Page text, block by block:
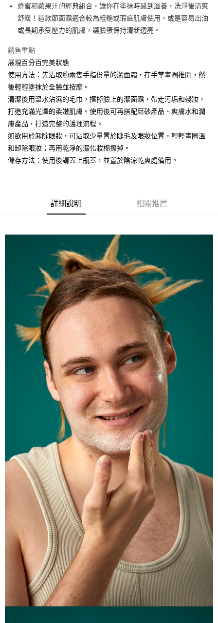
全盈+PAY
大哥付你分期
相關說明
1.本服務由台灣大哥大提供，台灣大哥大用戶可立即使用無須另外申請。
2.付款方式選擇「大哥付你分期」，訂單成立後會自動跳轉到大哥付的交易
流程，驗證手機門號後，選擇欲分期的期數、繳款截止日，確認付款後即完
成交易。
3.實際核准額度、可分期數及費用金額請依後續交易確認頁面所載為準。
4.訂單成立30分鐘內，如未前往確認交易或遇審核未通過，訂單將自動取
消。如遇「轉專審核」未通過狀況，表示未達大哥付你分期系統評分，恕無
法說明評估內容。
【繳款方式說明】
1.分期款項不併入電信帳單，「大哥付你分期」於每月結算日後寄送繳費提
2.透過簡訊連結打開帳單後，可選擇「超商條碼／台灣大直營門市／銀行轉
1.本服務係由「台灣大哥大股份有限公司」（以下簡稱本公司）所提供，讓
用戶於交易時，得透過本服務購買商品或服務，並由商店將買賣／分期付款
買賣價金債權讓與本公司後，依約使用本公司帳單繳交帳款。
資料（包含姓名、電話或地址）提供予台灣大哥大進項蒐集、處理及利用，
由本公司與您本人進行分期帳單所需資料之確認、核對及更正。
3.完整用戶服務條款，請詳閱以下連結： https://oppay.tw/userRule
AFTEE先享後付
相關說明
【關於「AFTEE先享後付」】
AFTEE先享後付是「在收到商品之後才付款」的支付方式。 讓您購物簡單
１．簡單：不需註冊會員、不需綁卡、不需儲值。
２．便利：只要手機號碼，簡訊認證，即可結帳。
３．安心：先確認商品／服務後，再付款。
【「AFTEE先享後付」結帳流程】
１．於結帳方式選擇「AFTEE先享後付」後，將跳轉至「AFTEE先享後付」
※ 請注意：結帳手續完成當下不需立刻繳費，但若您需要取消訂單，請聯絡
是否繳費成功／繳費後需取消欲退款等相關疑問，請聯繫「AFTEE先享後付
https://netprotections.freshdesk.com/support/home
１．透過由恩沛科技股份有限公司提供之「AFTEE先享後付」服務完成之交
易，需依本服務之必要範圍內提供個人資料，並將交易相關給付款項請求債
權轉讓予恩沛科技股份有限公司。
２．關於個人資料處理事宜，請瀏覽以下網址：
https://aftee.tw/terms/#terms3
３．未成年的使用者請事先徵得法定代理人或監護人之同意方可使用
「AFTEE先享後付」，若未經同意申辦者引起之損失，本公司不負相關責
任。
４．使用「AFTEE先享後付」時，將依據個別帳號之用戶狀況，依本公司即
時審查核予不同之上限額度；若仍有額度不足之情形，本公司將視審查結果
請求用戶進行身份認證。
５．嚴禁一人註冊多個帳號或使用他人資訊註冊。若發現惡意使用之情形，
恩沛科技股份有限公司將有權停止該用戶之使用額度並採取法律行動。
ATM付款
運送方式
付款後全家取貨
每筆NT$70，滿NT$899(含以上)免運費
付款後7-11取貨
請自備購物袋，若需購買紙袋可現場詢問
蜂蜜和蘋果汁的經典組合，讓你在塗抹時感到滋養，洗淨後清爽
舒緩！這款節面霜適合較為粗糙或瑕疵肌膚使用，或是容易出油
或長期承受壓力的肌膚，讓臉蛋保持清新透亮。
銷售重點
展現百分百完美狀態
使用方法：先沾取約兩隻手指份量的潔面霜，在手掌畫圈推開，然
後輕輕塗抹於全臉並按摩。
清潔後用溫水沾濕的毛巾，擦掉臉上的潔面霜，帶走污垢和殘妝，
打造充滿光澤的柔嫩肌膚。使用後可再搭配磨砂產品、爽膚水和潤
膚產品，打造完整的護理流程。
如欲用於卸除眼妝，可沾取少量置於睫毛及眼妝位置，輕輕畫圈溫
和卸除眼妝；再用乾淨的濕化妝棉擦掉。
儲存方法：使用後請蓋上瓶蓋，並置於陰涼乾爽處備用。
詳細說明 相關推薦